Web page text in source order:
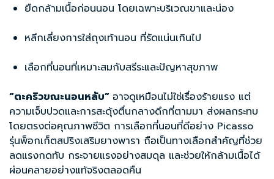
ยืดกล้ามเนื้อก่อนนอน โดยเฉพาะบริเวณขาและน่อง
หลีกเลี่ยงการใส่ถุงเท้านอน ที่รัดแน่นเกินไป
เลือกที่นอนที่เหมาะสมกับสรีระและปัญหาสุขภาพ
“ตะคริวขณะนอนหลับ” อาจดูเหมือนไม่ใช่เรื่องร้ายแรง แต่
ความเจ็บปวดและการสะดุ้งตื่นกลางดึกที่ตามมา ส่งผลกระทบ
โดยตรงต่อคุณภาพชีวิต การเลือกที่นอนที่ดีอย่าง Picasso
รุ่นพ็อกเก็ตสปริงเสริมยางพารา ถือเป็นทางเลือกสำคัญที่ช่วย
ลดแรงกดทับ กระจายแรงอย่างสมดุล และช่วยให้กล้ามเนื้อได้
ผ่อนคลายอย่างแท้จริงตลอดคืน